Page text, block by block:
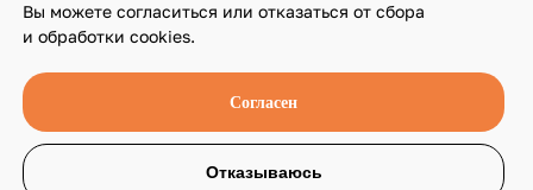
Вы можете согласиться или отказаться от сбора
и обработки cookies.
Согласен
Отказываюсь